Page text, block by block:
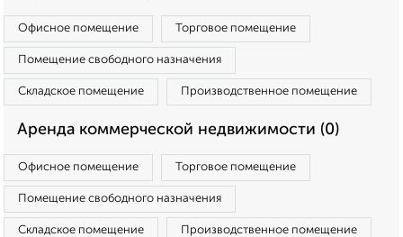
Офисное помещение Торговое помещение
Помещение свободного назначения
Складское помещение Производственное помещение
Аренда коммерческой недвижимости (0)
Офисное помещение Торговое помещение
Помещение свободного назначения
Складское помещение Производственное помещение